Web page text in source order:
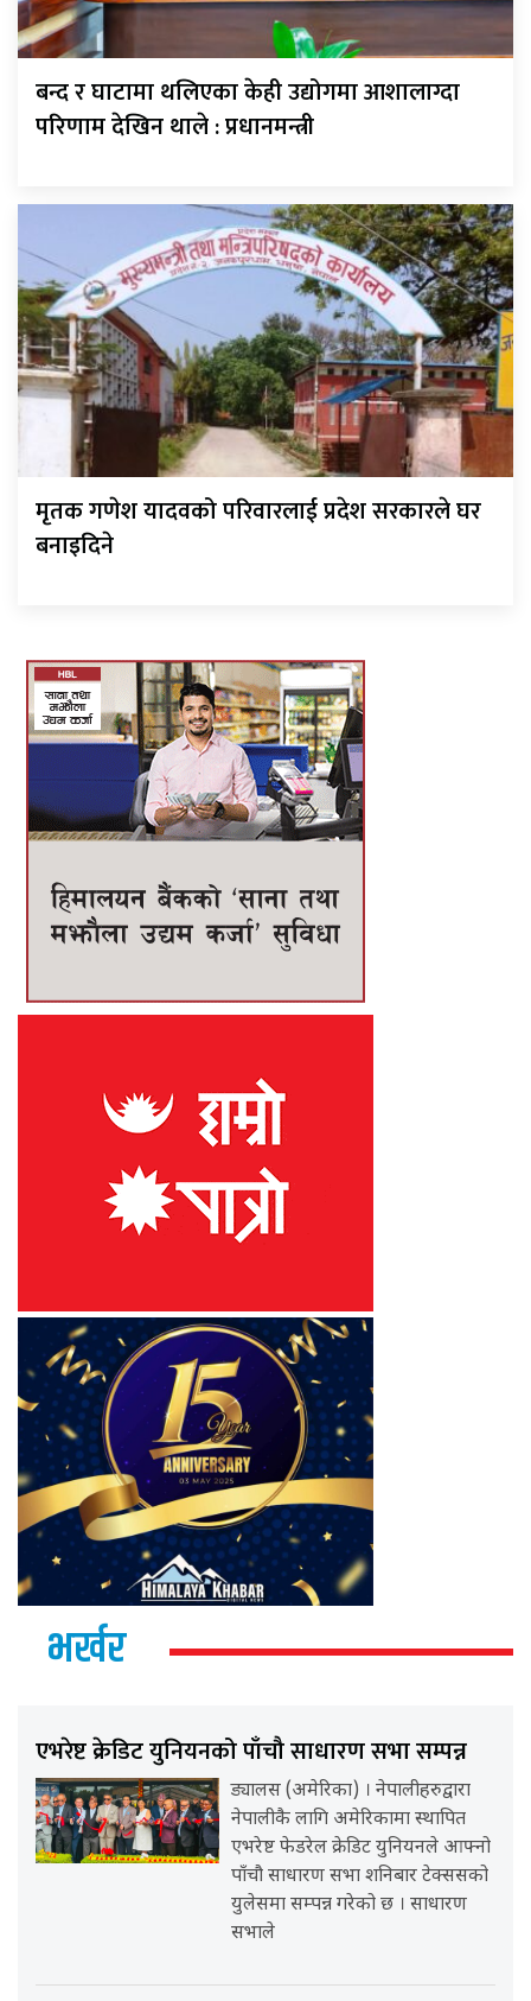
बन्द र घाटामा थलिएका केही उद्योगमा आशालाग्दा
परिणाम देखिन थाले : प्रधानमन्त्री
मृतक गणेश यादवको परिवारलाई प्रदेश सरकारले घर
बनाइदिने
भर्खर
एभरेष्ट क्रेडिट युनियनको पाँचौ साधारण सभा सम्पन्न
ड्यालस (अमेरिका) । नेपालीहरुद्वारा
नेपालीकै लागि अमेरिकामा स्थापित
एभरेष्ट फेडरेल क्रेडिट युनियनले आफ्नो
पाँचौ साधारण सभा शनिबार टेक्ससको
युलेसमा सम्पन्न गरेको छ । साधारण
सभाले